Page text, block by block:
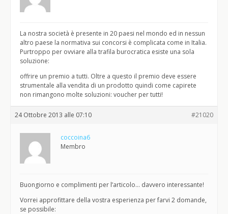
La nostra società è presente in 20 paesi nel mondo ed in nessun
altro paese la normativa sui concorsi è complicata come in Italia.
Purtroppo per ovviare alla trafila burocratica esiste una sola
soluzione:
offrire un premio a tutti. Oltre a questo il premio deve essere
strumentale alla vendita di un prodotto quindi come capirete
non rimangono molte soluzioni: voucher per tutti!
24 Ottobre 2013 alle 07:10 #21020
coccoina6
Membro
Buongiorno e complimenti per l’articolo… davvero interessante!
Vorrei approfittare della vostra esperienza per farvi 2 domande,
se possibile: